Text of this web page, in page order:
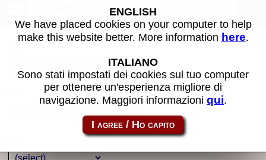
MAME machines
ENGLISH
We have placed cookies on your computer to help
make this website better. More information here.
ITALIANO
Sono stati impostati dei cookies sul tuo computer
per ottenere un'esperienza migliore di
navigazione. Maggiori informazioni qui.